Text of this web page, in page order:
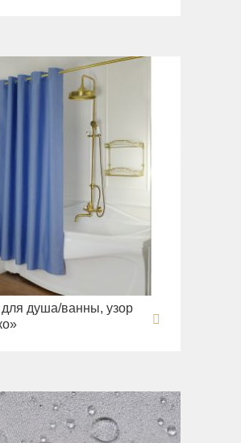
душа/ванны, узор